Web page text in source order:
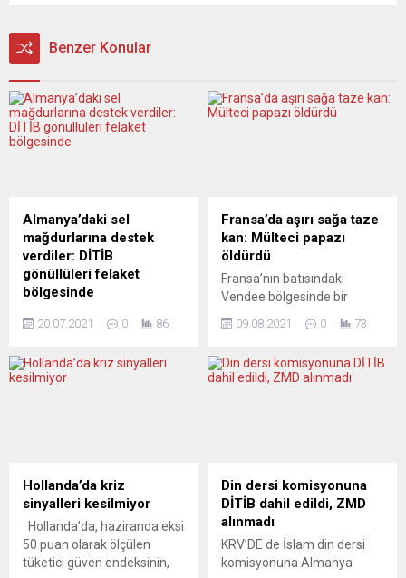
Benzer Konular
Almanya’daki sel
mağdurlarına destek
verdiler: DİTİB
gönüllüleri felaket
bölgesinde
Birliği (DİTİB) gönüllüleri
Vestfalya ve Rheinland-
Pfalz eyaletlerinde sel
teşkilatına bağlı Stolberg,
Bonn, Hückelhoven, Übach-
Palenberg , Wassenberg ve
Leverkusen Spor Klübü,
selden zarar gören Sinzig,
Stolberg, Erfstadt ve
20.07.2021 0 86
Fransa’da aşırı sağa taze
kan: Mülteci papazı
öldürdü
Fransa’nın batısındaki
Vendee bölgesinde bir
tarafından öldürülmesini
gecikmedi. Aşıcı sağcı
Valeurs Actuelles dergisinin
kentindeki jandarma
karakoluna giderek Saint-
Laurent-sur-Sevre
papazı öldürdüğünü itiraf
etti. Papazın cesedi, Saint-
09.08.2021 0 73
Hollanda’da kriz
sinyalleri kesilmiyor
Hollanda’da, haziranda eksi
50 puan olarak ölçülen
tüketici güven endeksinin,
Din dersi komisyonuna
DİTİB dahil edildi, ZMD
alınmadı
KRV’DE de İslam din dersi
komisyonuna Almanya